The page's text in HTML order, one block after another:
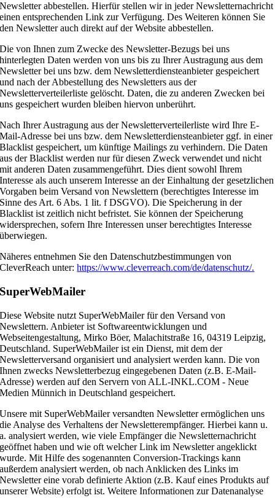
Newsletter abbestellen. Hierfür stellen wir in jeder Newsletternachricht
einen entsprechenden Link zur Verfügung. Des Weiteren können Sie
den Newsletter auch direkt auf der Website abbestellen.
Die von Ihnen zum Zwecke des Newsletter-Bezugs bei uns
hinterlegten Daten werden von uns bis zu Ihrer Austragung aus dem
Newsletter bei uns bzw. dem Newsletterdiensteanbieter gespeichert
und nach der Abbestellung des Newsletters aus der
Newsletterverteilerliste gelöscht. Daten, die zu anderen Zwecken bei
uns gespeichert wurden bleiben hiervon unberührt.
Nach Ihrer Austragung aus der Newsletterverteilerliste wird Ihre E-
Mail-Adresse bei uns bzw. dem Newsletterdiensteanbieter ggf. in einer
Blacklist gespeichert, um künftige Mailings zu verhindern. Die Daten
aus der Blacklist werden nur für diesen Zweck verwendet und nicht
mit anderen Daten zusammengeführt. Dies dient sowohl Ihrem
Interesse als auch unserem Interesse an der Einhaltung der gesetzlichen
Vorgaben beim Versand von Newslettern (berechtigtes Interesse im
Sinne des Art. 6 Abs. 1 lit. f DSGVO). Die Speicherung in der
Blacklist ist zeitlich nicht befristet. Sie können der Speicherung
widersprechen, sofern Ihre Interessen unser berechtigtes Interesse
überwiegen.
Näheres entnehmen Sie den Datenschutzbestimmungen von
CleverReach unter:https://www.cleverreach.com/de/datenschutz/.
SuperWebMailer
Diese Website nutzt SuperWebMailer für den Versand von
Newslettern. Anbieter ist Softwareentwicklungen und
Webseitengestaltung, Mirko Böer, Malachitstraße 16, 04319 Leipzig,
Deutschland. SuperWebMailer ist ein Dienst, mit dem der
Newsletterversand organisiert und analysiert werden kann. Die von
Ihnen zwecks Newsletterbezug eingegebenen Daten (z.B. E-Mail-
Adresse) werden auf den Servern von ALL-INKL.COM - Neue
Medien Münnich in Deutschland gespeichert.
Unsere mit SuperWebMailer versandten Newsletter ermöglichen uns
die Analyse des Verhaltens der Newsletterempfänger. Hierbei kann u.
a. analysiert werden, wie viele Empfänger die Newsletternachricht
geöffnet haben und wie oft welcher Link im Newsletter angeklickt
wurde. Mit Hilfe des sogenannten Conversion-Trackings kann
außerdem analysiert werden, ob nach Anklicken des Links im
Newsletter eine vorab definierte Aktion (z.B. Kauf eines Produkts auf
unserer Website) erfolgt ist. Weitere Informationen zur Datenanalyse